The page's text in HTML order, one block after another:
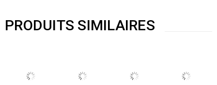
PRODUITS SIMILAIRES